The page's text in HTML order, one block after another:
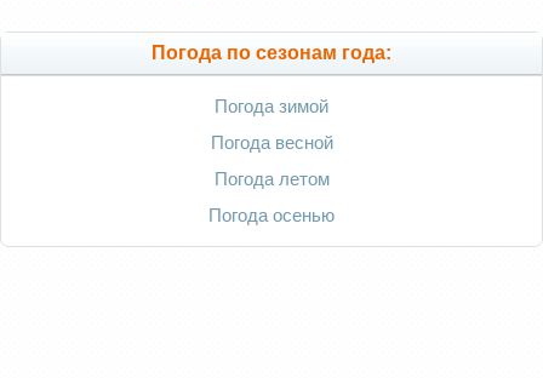
Погода по сезонам года:
Погода зимой
Погода весной
Погода летом
Погода осенью